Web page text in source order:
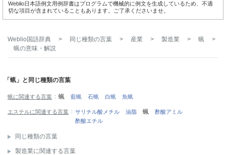
Weblio日本語例文用例辞書はプログラムで機械的に例文を生成しているため、不適
切な項目が含まれていることもあります。ご了承くださいませ。
Weblio国語辞典 > 同じ種類の言葉 > 産業 > 製造業 > 蝋
>
蝋の意味・解説
「蝋」と同じ種類の言葉
蝋に関連する言葉 蝋 藍蝋 石蝋 白蝋 魚蝋
エステルに関連する言葉 サリチル酸メチル 油脂 蝋
酢酸アミル
酢酸エチル
同じ種類の言葉
製造業に関連する言葉